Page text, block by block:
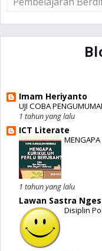
Imam Heriyanto
UJI COBA
1 tahun yang lalu
ICT Literate
1 tahun yang lalu
Lawan Sastra
Disiplin